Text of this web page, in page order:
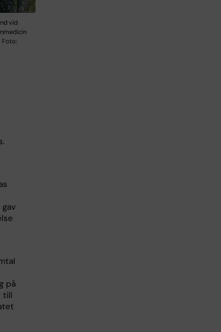
vid
Foto:
på
till